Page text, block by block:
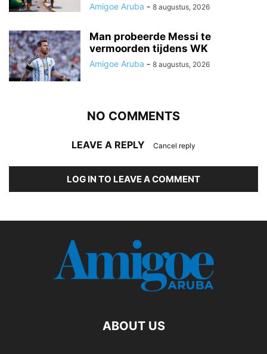
Amigoe Aruba - 8 augustus, 2026
Man probeerde Messi te
vermoorden tijdens WK
Amigoe Aruba - 8 augustus, 2026
NO COMMENTS
LEAVE A REPLY Cancel reply
LOG IN TO LEAVE A COMMENT
ABOUT US